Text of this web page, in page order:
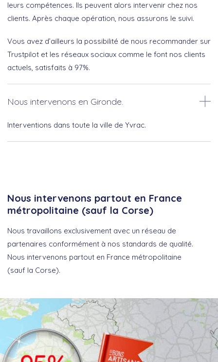
leurs compétences. Ils peuvent alors intervenir chez nos
clients. Après chaque opération, nous assurons le suivi.
Vous avez d’ailleurs la possibilité de nous recommander sur
Trustpilot et les réseaux sociaux comme le font nos clients
actuels, satisfaits à 97%.
Nous intervenons en Gironde.
Interventions dans toute la ville de Yvrac.
Nous intervenons partout en France
métropolitaine (sauf la Corse)
Nous travaillons exclusivement avec un réseau de
partenaires conformément à nos standards de qualité.
Nous intervenons partout en France métropolitaine
(sauf la Corse).